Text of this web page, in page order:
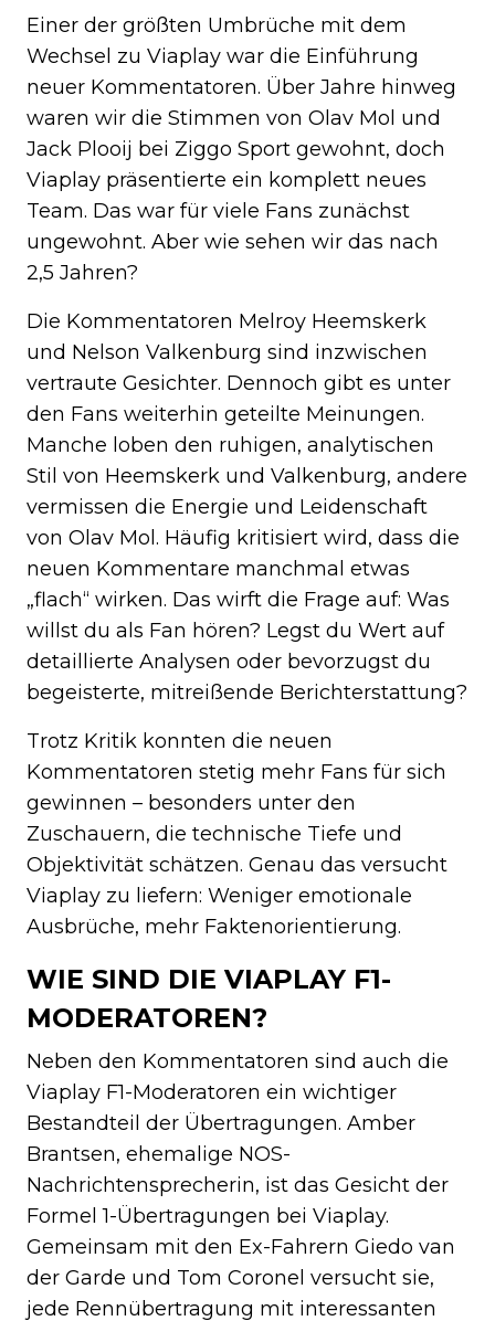
Einer der größten Umbrüche mit dem
Wechsel zu Viaplay war die Einführung
neuer Kommentatoren. Über Jahre hinweg
waren wir die Stimmen von Olav Mol und
Jack Plooij bei Ziggo Sport gewohnt, doch
Viaplay präsentierte ein komplett neues
Team. Das war für viele Fans zunächst
ungewohnt. Aber wie sehen wir das nach
2,5 Jahren?
Die Kommentatoren Melroy Heemskerk
und Nelson Valkenburg sind inzwischen
vertraute Gesichter. Dennoch gibt es unter
den Fans weiterhin geteilte Meinungen.
Manche loben den ruhigen, analytischen
Stil von Heemskerk und Valkenburg, andere
vermissen die Energie und Leidenschaft
von Olav Mol. Häufig kritisiert wird, dass die
neuen Kommentare manchmal etwas
„flach“ wirken. Das wirft die Frage auf: Was
willst du als Fan hören? Legst du Wert auf
detaillierte Analysen oder bevorzugst du
begeisterte, mitreißende Berichterstattung?
Trotz Kritik konnten die neuen
Kommentatoren stetig mehr Fans für sich
gewinnen – besonders unter den
Zuschauern, die technische Tiefe und
Objektivität schätzen. Genau das versucht
Viaplay zu liefern: Weniger emotionale
Ausbrüche, mehr Faktenorientierung.
WIE SIND DIE VIAPLAY F1-
MODERATOREN?
Neben den Kommentatoren sind auch die
Viaplay F1-Moderatoren ein wichtiger
Bestandteil der Übertragungen. Amber
Brantsen, ehemalige NOS-
Nachrichtensprecherin, ist das Gesicht der
Formel 1-Übertragungen bei Viaplay.
Gemeinsam mit den Ex-Fahrern Giedo van
der Garde und Tom Coronel versucht sie,
jede Rennübertragung mit interessanten